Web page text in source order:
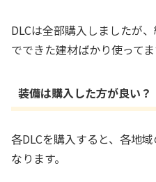
DLCは全部購入しましたが
でできた建材ばかり使ってま
装備は購入した方が良い？
各DLCを購入すると、各地
なります。